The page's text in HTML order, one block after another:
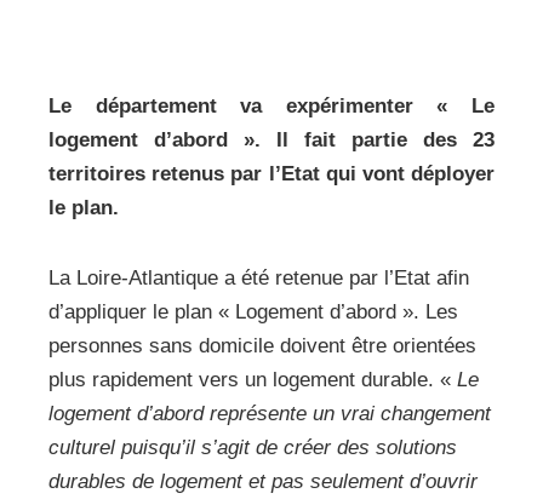
Le département va expérimenter « Le
logement d’abord ». Il fait partie des 23
territoires retenus par l’Etat qui vont déployer
le plan.
La Loire-Atlantique a été retenue par l’Etat afin
d’appliquer le plan « Logement d’abord ». Les
personnes sans domicile doivent être orientées
plus rapidement vers un logement durable. « Le
logement d’abord représente un vrai changement
culturel puisqu’il s’agit de créer des solutions
durables de logement et pas seulement d’ouvrir